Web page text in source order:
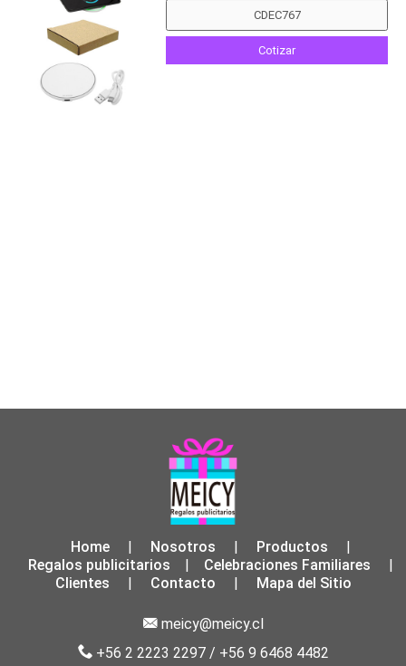
Cotizar
Home | Nosotros | Productos
|
Regalos publicitarios
Celebraciones Familiares
Clientes
Contacto Mapa del Sitio
meicy@meicy.cl
+56 2 2223 2297/ +56 9 6468 4482